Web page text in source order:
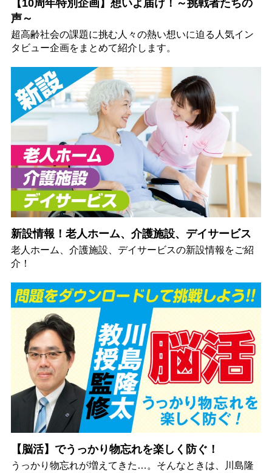
【10周年特別企画】想いよ届け！～挑戦者たちの
声～
超高齢社会の課題に挑む人々の熱い想いに迫る人気イン
タビュー企画をまとめて紹介します。
新設情報！老人ホーム、介護施設、デイサービス
老人ホーム、介護施設、デイサービスの新設情報をご紹
介！
【脳活】でうっかり物忘れを楽しく防ぐ！
うっかり物忘れが増えてきた…。そんなときは、川島隆